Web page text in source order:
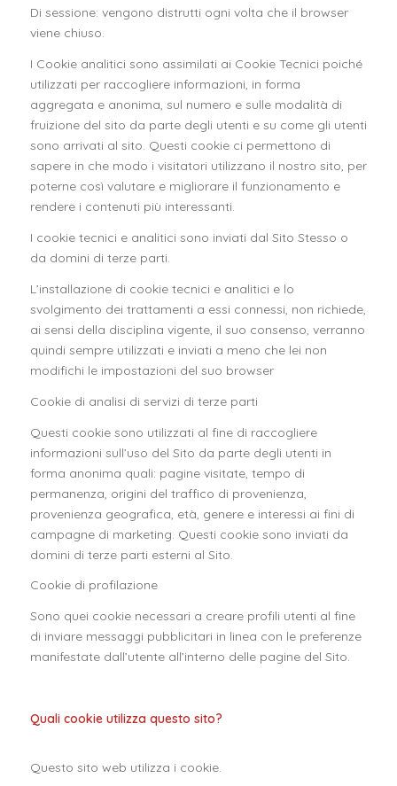
Di sessione: vengono distrutti ogni volta che il browser
viene chiuso.
I Cookie analitici sono assimilati ai Cookie Tecnici poiché
utilizzati per raccogliere informazioni, in forma
aggregata e anonima, sul numero e sulle modalità di
fruizione del sito da parte degli utenti e su come gli utenti
sono arrivati al sito. Questi cookie ci permettono di
sapere in che modo i visitatori utilizzano il nostro sito, per
poterne così valutare e migliorare il funzionamento e
rendere i contenuti più interessanti.
I cookie tecnici e analitici sono inviati dal Sito Stesso o
da domini di terze parti.
L’installazione di cookie tecnici e analitici e lo
svolgimento dei trattamenti a essi connessi, non richiede,
ai sensi della disciplina vigente, il suo consenso, verranno
quindi sempre utilizzati e inviati a meno che lei non
modifichi le impostazioni del suo browser
Cookie di analisi di servizi di terze parti
Questi cookie sono utilizzati al fine di raccogliere
informazioni sull’uso del Sito da parte degli utenti in
forma anonima quali: pagine visitate, tempo di
permanenza, origini del traffico di provenienza,
provenienza geografica, età, genere e interessi ai fini di
campagne di marketing. Questi cookie sono inviati da
domini di terze parti esterni al Sito.
Cookie di profilazione
Sono quei cookie necessari a creare profili utenti al fine
di inviare messaggi pubblicitari in linea con le preferenze
manifestate dall’utente all’interno delle pagine del Sito.
Quali cookie utilizza questo sito?
Questo sito web utilizza i cookie.